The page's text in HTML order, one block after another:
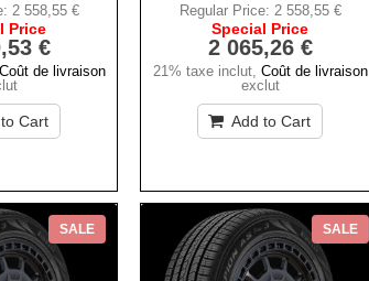
2 558,55 €
Price
€
Coût de livraison
Cart
Regular Price: 2 558,55 €
Special Price
2 065,26 €
21% taxe inclut, Coût de livraison
exclut
Add to Cart
SALE SALE